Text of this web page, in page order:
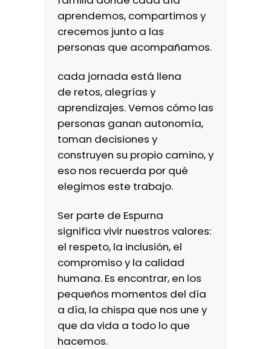
aprendemos, compartimos y
crecemos junto a las
personas que acompañamos.
cada jornada está llena
de retos, alegrías y
aprendizajes. Vemos cómo las
personas ganan autonomía,
toman decisiones y
construyen su propio camino, y
eso nos recuerda por qué
elegimos este trabajo.
Ser parte de Espurna
significa vivir nuestros valores:
el respeto, la inclusión, el
compromiso y la calidad
humana. Es encontrar, en los
pequeños momentos del día
a día, la chispa que nos une y
que da vida a todo lo que
hacemos.